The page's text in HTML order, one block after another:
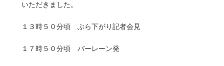
いただきました。
１３時５０分頃 ぶら下がり記者会見
１７時５０分頃 バーレーン発